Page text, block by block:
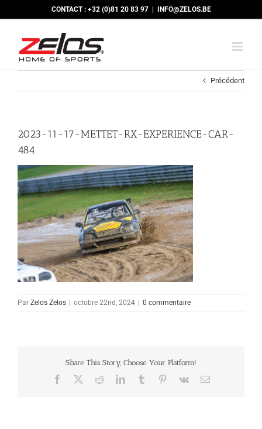
CONTACT : +32 (0)81 20 83 97 INFO@ZELOS.BE
Précédent
2023-11-17-METTET-RX-EXPERIENCE-CAR-
484
Par Zelos Zelos octobre 22nd, 2024 0 commentaire
Share This Story, Choose Your Platform!
Facebook RedditLinkedInTumblr Pinterest
Vk Email